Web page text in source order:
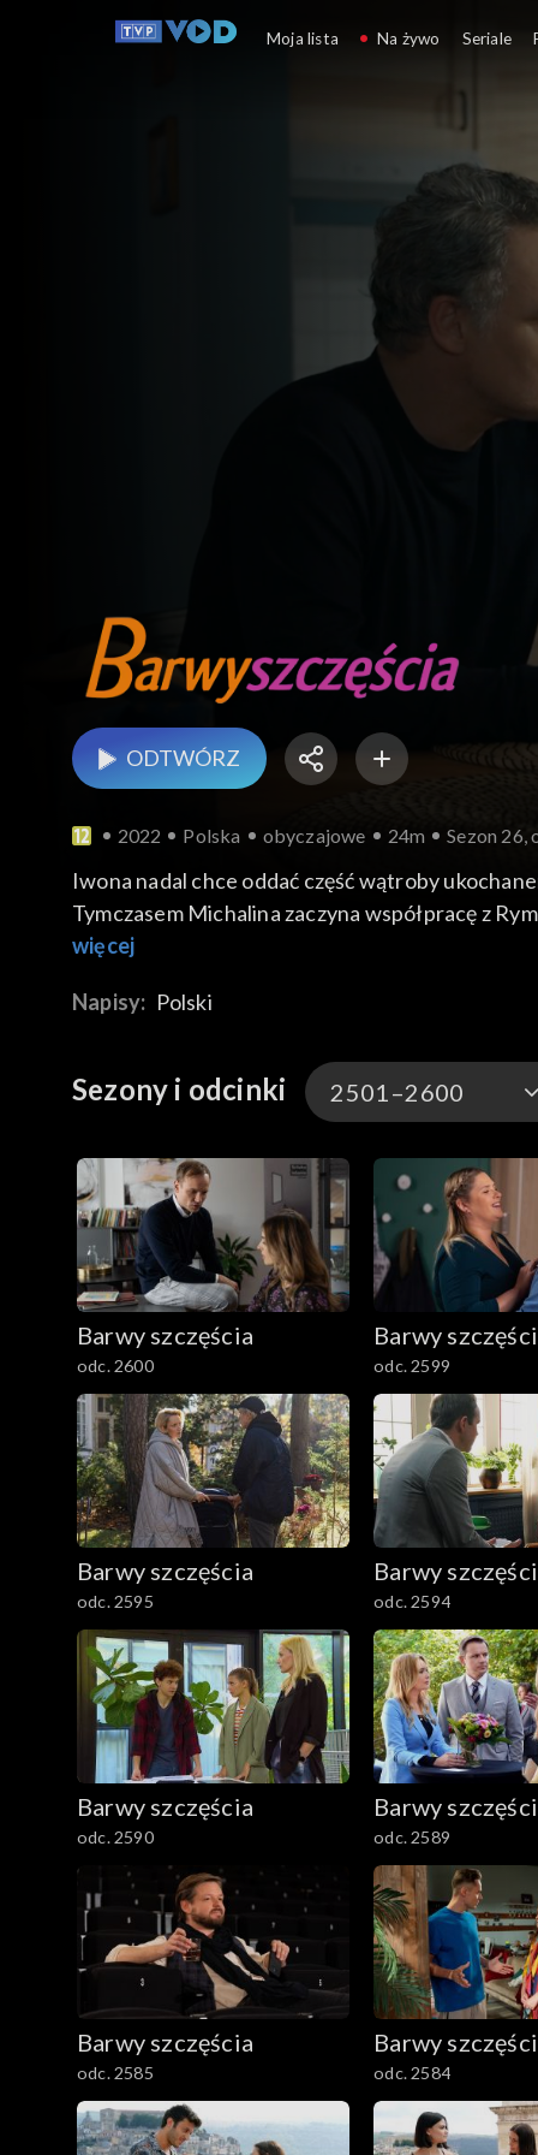
ODTWÓRZ
2022 Polska obyczajowe 24m Sezon 26,
Iwona nadal chce oddać część wątroby
Tymczasem Michalina zaczyna współpracę z
idealny, jak to sobie wyobrażała, a próba sztuki
więcej
Napisy: Polski
Sezony i odcinki 2501–2600
3301-3400
3201-3300
3101-3200
3001-3100
2901-3000
2801–2900
2701–2800
2601–2700
2501–2600
2401–2500
2301–2400
2201–2300
2101–2200
2001–2100
1901–2000
1801–1900
1701–1800
Barwy szczęścia
odc. 2600
Barwy
odc. 2599
Barwy szczęścia
odc. 2595
Barwy
odc. 2594
Barwy szczęścia
odc. 2590
Barwy
odc. 2589
Barwy szczęścia
odc. 2585
Barwy
odc. 2584
Moja lista Na żywo Seriale